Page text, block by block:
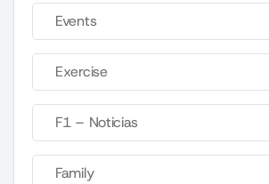
Events
Exercise
F1 – Noticias
Family